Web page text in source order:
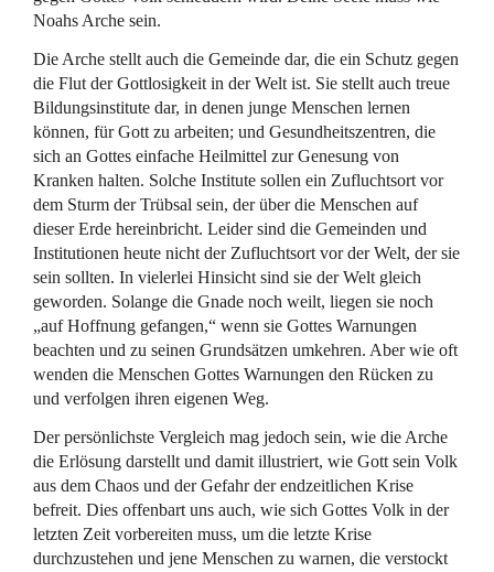
Noahs Arche sein.
Die Arche stellt auch die Gemeinde dar, die ein Schutz gegen
die Flut der Gottlosigkeit in der Welt ist. Sie stellt auch treue
Bildungsinstitute dar, in denen junge Menschen lernen
können, für Gott zu arbeiten; und Gesundheitszentren, die
sich an Gottes einfache Heilmittel zur Genesung von
Kranken halten. Solche Institute sollen ein Zufluchtsort vor
dem Sturm der Trübsal sein, der über die Menschen auf
dieser Erde hereinbricht. Leider sind die Gemeinden und
Institutionen heute nicht der Zufluchtsort vor der Welt, der sie
sein sollten. In vielerlei Hinsicht sind sie der Welt gleich
geworden. Solange die Gnade noch weilt, liegen sie noch
„auf Hoffnung gefangen,“ wenn sie Gottes Warnungen
beachten und zu seinen Grundsätzen umkehren. Aber wie oft
wenden die Menschen Gottes Warnungen den Rücken zu
und verfolgen ihren eigenen Weg.
Der persönlichste Vergleich mag jedoch sein, wie die Arche
die Erlösung darstellt und damit illustriert, wie Gott sein Volk
aus dem Chaos und der Gefahr der endzeitlichen Krise
befreit. Dies offenbart uns auch, wie sich Gottes Volk in der
letzten Zeit vorbereiten muss, um die letzte Krise
durchzustehen und jene Menschen zu warnen, die verstockt